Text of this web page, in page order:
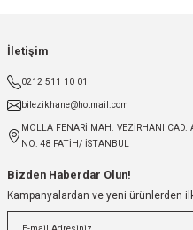
İletişim
0212 511 10 01
bilezikhane@hotmail.com
MOLLA FENARİ MAH. VEZİRHANI CAD.
NO: 48 FATİH/ İSTANBUL
Bizden Haberdar Olun!
Kampanyalardan ve yeni ürünlerden